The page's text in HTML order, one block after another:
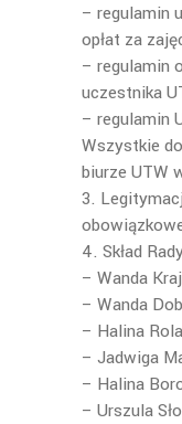
– regulamin
opłat za
– regulamin
uczestnika
– regulamin
Wszystkie
biurze UTW
3.
4. Skład
– Wanda
– Wanda
– Halina
– Jadwiga
– Halina
– Urszula